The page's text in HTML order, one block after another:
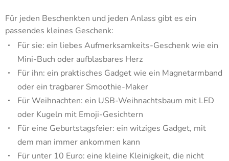
Für jeden Beschenkten und jeden Anlass gibt es ein
passendes kleines Geschenk:
Für sie: ein liebes Aufmerksamkeits-Geschenk wie ein
Mini-Buch oder aufblasbares Herz
Für ihn: ein praktisches Gadget wie ein Magnetarmband
oder ein tragbarer Smoothie-Maker
Für Weihnachten: ein USB-Weihnachtsbaum mit LED
oder Kugeln mit Emoji-Gesichtern
Für eine Geburtstagsfeier: ein witziges Gadget, mit
dem man immer ankommen kann
Für unter 10 Euro: eine kleine Kleinigkeit, die nicht